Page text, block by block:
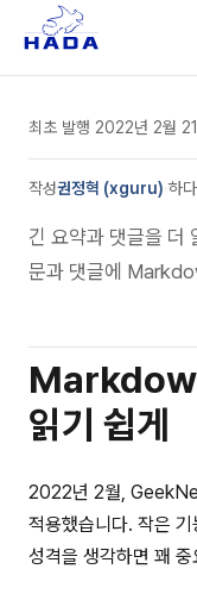
최초 발행 2022년 2월
작성권정혁 (xguru) 하
긴 요약과 댓글을
문과 댓글에
읽기 쉽게
2022년 2월,
적용했습니다. 작은
성격을 생각하면 꽤